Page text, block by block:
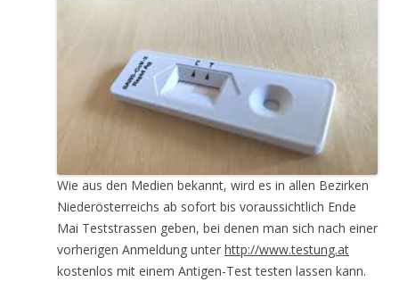
Wie aus den Medien bekannt, wird es in allen Bezirken
Niederösterreichs ab sofort bis voraussichtlich Ende
Mai Teststrassen geben, bei denen man sich nach einer
vorherigen Anmeldung unter http://www.testung.at
kostenlos mit einem Antigen-Test testen lassen kann.